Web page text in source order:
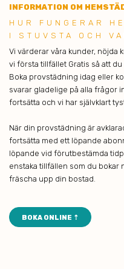
INFORMATION OM
HUR FU NGERAR
I STUVSTA OCH
Vi värderar våra kunder, nöjda
vi första tillfället Gratis så att
Boka provstädning idag eller
svarar gladelige på alla frågor
fortsätta och vi har självklart
När din provstädning är
fortsätta med ett löpande
löpande vid förutbestämda
enstaka tillfällen som du bokar
fräscha upp din bostad.
BOKA ONLINE ⇡